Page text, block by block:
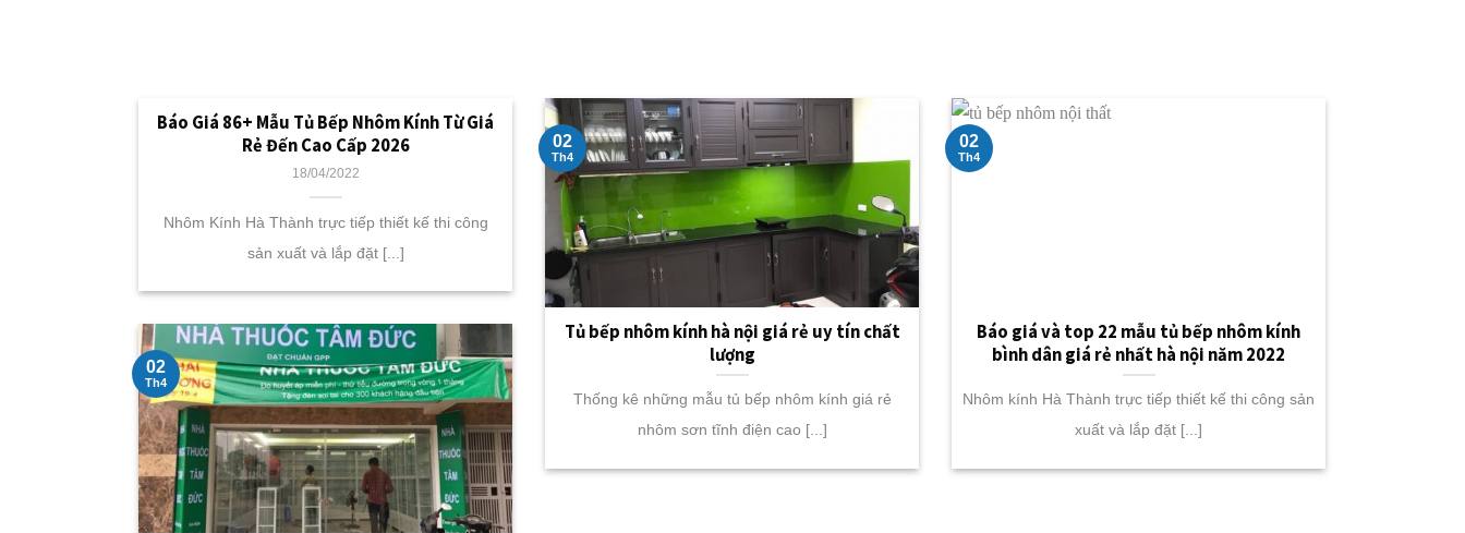
Báo Giá 86+ Mẫu Tủ Bếp Nhôm Kính Từ Giá
Rẻ Đến Cao Cấp 2026
18/04/2022
Nhôm Kính Hà Thành trực tiếp thiết kế thi công
sản xuất và lắp đặt [...]
Tủ bếp nhôm kính hà nội giá rẻ uy tín chất
lượng
Thống kê những mẫu tủ bếp nhôm kính giá rẻ
nhôm sơn tĩnh điện cao [...]
02
Th4
Báo giá và top 22 mẫu tủ bếp nhôm kính
bình dân giá rẻ nhất hà nội năm 2022
Nhôm kính Hà Thành trực tiếp thiết kế thi công sản
xuất và lắp đặt [...]
02
Th4
02
Th4